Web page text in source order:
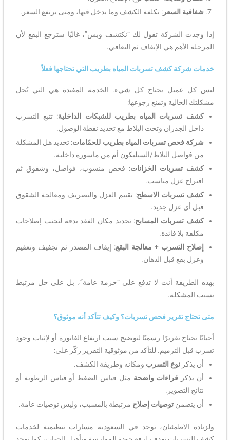
شفافية السعر: تكلفة الكشف وما يدخل فيها، ومتى يرتفع السعر.
إذا وجدت الشركة تقول لك “نكتشف وبس”، غالبًا سترجع البقع لأن
المرحلة الأهم هي الإيقاف ثم التعافي.
خدمات شركة كشف تسربات المياه بطريب التي تحتاجها فعلاً
ليس كل عميل يحتاج كل شيء. الخدمة المفيدة هي التي تُحل
مشكلتك الحالية وتمنع رجوعها:
كشف تسربات المياه بطريب للشبكات الداخلية: تتبع التسرب
داخل الجدران وتحت البلاط مع تحديد نقطة الوصول.
شركة فحص تسربات المياه بطريب للحمّامات: تحديد هل المشكلة
من فواصل البلاط/السيليكون أم من ماسورة داخلية.
كشف تسربات الخزانات: فحص منسوب، فواصل، وشقوق ثم
اقتراح عزل مناسب.
كشف تسربات الاسطح: تقييم العزل والتصريف ومعالجة الشقوق
قبل أي عزل جديد.
كشف تسربات المسابح: تحديد مكان الفقد بدقة لتجنب إصلاحات
مكلفة بلا فائدة.
إصلاح التسرب + معالجة البقع: إيقاف المصدر ثم تجفيف وتعقيم
وعزل بقع قبل الدهان.
بهذه الطريقة أنت لا تدفع على “حزمة عامة”، بل على حل مرتبط
بسبب المشكلة.
متى تحتاج تقرير فحص تسربات؟ وكيف تتأكد أنه موثوق؟
أحيانًا تحتاج تقريرًا رسميًا لتوضيح سبب ارتفاع الفاتورة أو لإثبات وجود
تسرب قبل الترميم. للتأكد من موثوقية التقرير ركّز على:
أن يذكرنوع التسرب ومكانه وطريقة الكشف.
أن يذكر قراءات واضحة مثل قياس الضغط أو قياس الرطوبة أو
نتائج التصوير.
أن يتضمنتوصيات إصلاح مرتبطة بالمسبب، وليس توصيات عامة.
ولزيادة الاطمئنان، توجد في السعودية مسارات تنظيمية لخدمات